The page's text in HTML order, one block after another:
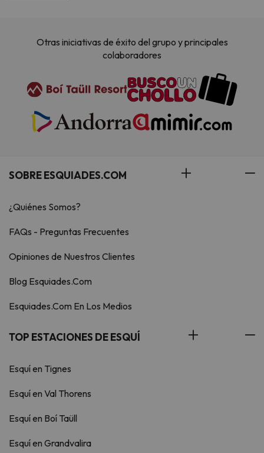
Otras iniciativas de éxito del grupo y principales
colaboradores
SOBRE ESQUIADES.COM
¿Quiénes Somos?
FAQs - Preguntas Frecuentes
Opiniones de Nuestros Clientes
Blog Esquiades.Com
Esquiades.Com En Los Medios
TOP ESTACIONES DE ESQUÍ
Esquí en Tignes
Esquí en Val Thorens
Esquí en Boí Taüll
Esquí en Grandvalira